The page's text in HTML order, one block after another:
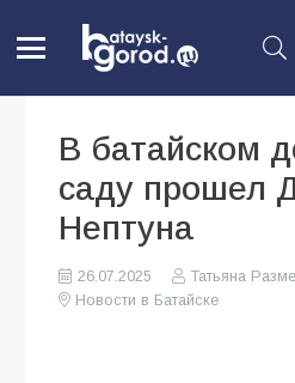
В батайском
саду прошел
Нептуна
26.07.2025
Татьяна
Новости в Батайске